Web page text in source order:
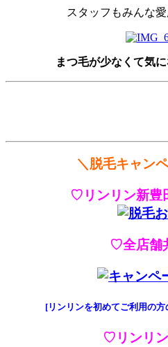
スタッフもみんな
まつ毛が少なくて気
＼脱毛キャン
♡リンリン新豊
♡全店舗
[リンリンを初めてご利用の
♡リンリ